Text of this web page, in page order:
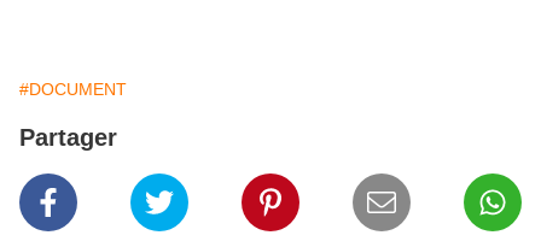
#DOCUMENT
Partager